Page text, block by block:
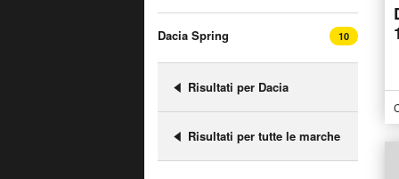
Dacia Spring 10
Risultati per Dacia
Risultati per tutte le marche